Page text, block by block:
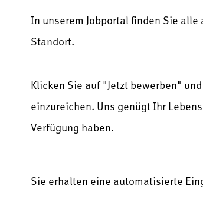
In unserem Jobportal finden Sie
Standort.
Klicken Sie auf "Jetzt bewerben"
einzureichen. Uns genügt Ihr
Verfügung haben.
Sie erhalten eine automatisierte